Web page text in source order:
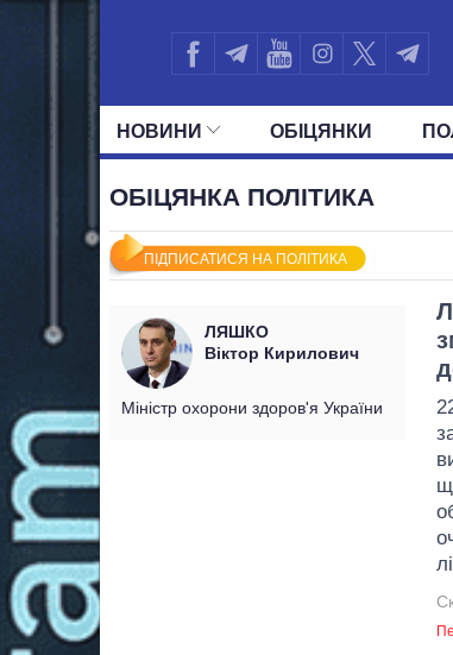
НОВИНИ ОБIЦЯНКИ
ОБІЦЯНКА ПОЛІТИКА
ПІДПИСАТИСЯ НА ПОЛІТИКА
ЛЯШКО
Віктор Кирилович
Міністр охорони здоров'я України